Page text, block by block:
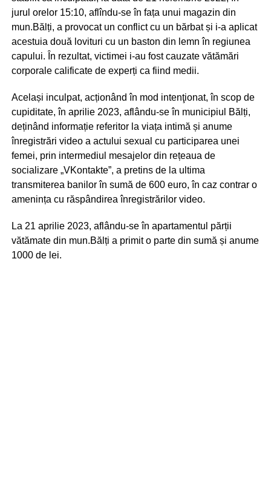
jurul orelor 15:10, aflîndu-se în fața unui magazin din
mun.Bălți, a provocat un conflict cu un bărbat și i-a aplicat
acestuia două lovituri cu un baston din lemn în regiunea
capului. În rezultat, victimei i-au fost cauzate vătămări
corporale calificate de experți ca fiind medii.
Același inculpat, acționând în mod intenţionat, în scop de
cupiditate, în aprilie 2023, aflându-se în municipiul Bălți,
deținând informație referitor la viața intimă și anume
înregistrări video a actului sexual cu participarea unei
femei, prin intermediul mesajelor din rețeaua de
socializare „VKontakte”, a pretins de la ultima
transmiterea banilor în sumă de 600 euro, în caz contrar o
amenința cu răspândirea înregistrărilor video.
La 21 aprilie 2023, aflându-se în apartamentul părții
vătămate din mun.Bălți a primit o parte din sumă și anume
1000 de lei.